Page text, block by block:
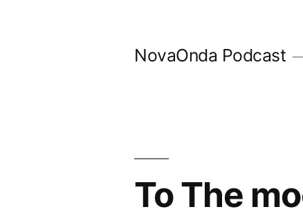
NovaOnda Podcast
To The